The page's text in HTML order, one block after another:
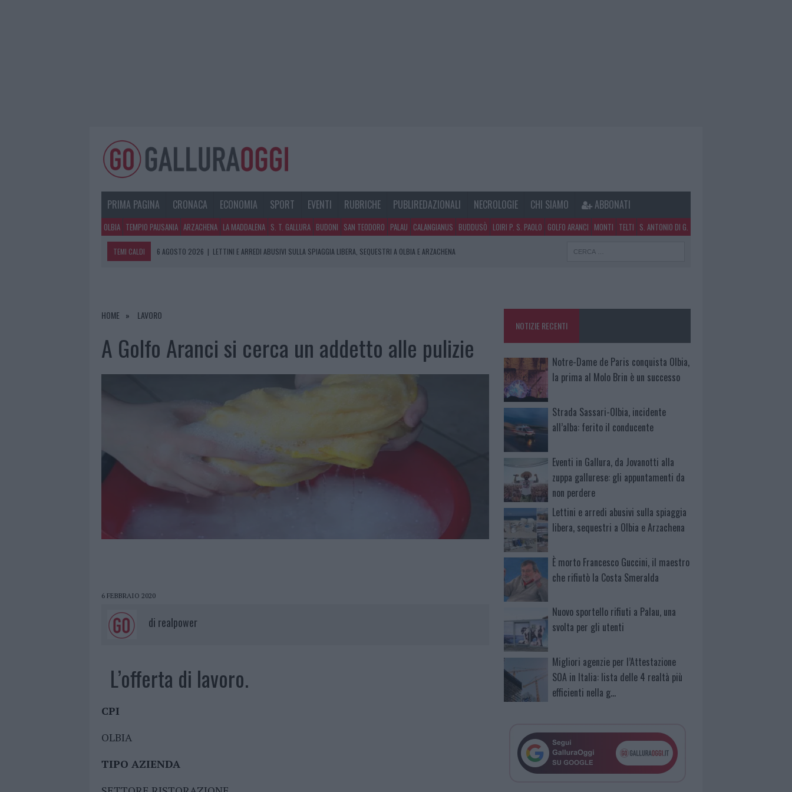
PRIMA PAGINA CRONACA ECONOMIA SPORT EVENTI RUBRICHE PUBLIREDAZIONALI NECROLOGIE CHI SIAMO ABBONATI
OLBIA TEMPIO PAUSANIA ARZACHENA LA MADDALENA S. T. GALLURA BUDONI SAN TEODORO PALAU CALANGIANUS BUDDUSÒ LOIRI P. S. PAOLO GOLFO ARANCI MONTI TELTI S. ANTONIO DI G.
TEMI CALDI 6 AGOSTO 2026 | LETTINI E ARREDI ABUSIVI SULLA SPIAGGIA LIBERA, SEQUESTRI A OLBIA E ARZACHENA
HOME LAVORO
A Golfo Aranci si cerca un addetto alle pulizie
6 FEBBRAIO 2020
di realpower
L’offerta di lavoro.
CPI
OLBIA
TIPO AZIENDA
NOTIZIE RECENTI
Notre-Dame de Paris conquista Olbia,
la prima al Molo Brin è un successo
Strada Sassari-Olbia, incidente
all’alba: ferito il conducente
Eventi in Gallura, da Jovanotti alla
zuppa gallurese: gli appuntamenti da
non perdere
Lettini e arredi abusivi sulla spiaggia
libera, sequestri a Olbia e Arzachena
È morto Francesco Guccini, il maestro
che rifiutò la Costa Smeralda
Nuovo sportello rifiuti a Palau, una
svolta per gli utenti
Migliori agenzie per l’Attestazione
SOA in Italia: lista delle 4 realtà più
efficienti nella g…